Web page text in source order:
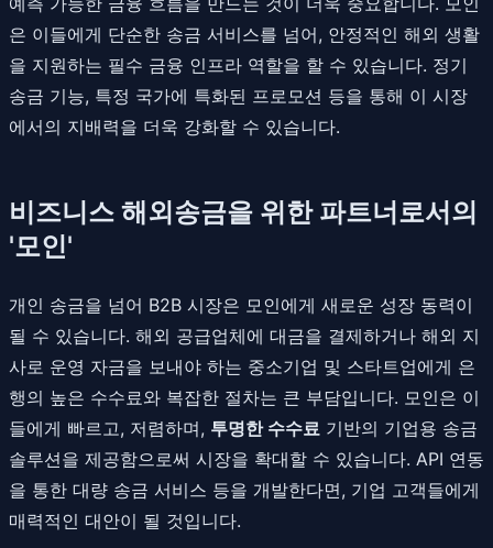
은 이들에게 단순한 송금 서비스를 넘어, 안정적인 해외 생활
을 지원하는 필수 금융 인프라 역할을 할 수 있습니다. 정기
송금 기능, 특정 국가에 특화된 프로모션 등을 통해 이 시장
에서의 지배력을 더욱 강화할 수 있습니다.
비즈니스 해외송금을 위한 파트너로서의
'모인'
개인 송금을 넘어 B2B 시장은 모인에게 새로운 성장 동력이
될 수 있습니다. 해외 공급업체에 대금을 결제하거나 해외 지
사로 운영 자금을 보내야 하는 중소기업 및 스타트업에게 은
행의 높은 수수료와 복잡한 절차는 큰 부담입니다. 모인은 이
들에게 빠르고, 저렴하며, 투명한 수수료 기반의 기업용 송금
솔루션을 제공함으로써 시장을 확대할 수 있습니다. API 연동
을 통한 대량 송금 서비스 등을 개발한다면, 기업 고객들에게
매력적인 대안이 될 것입니다.